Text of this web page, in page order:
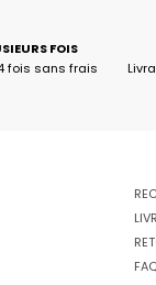
FOIS
fois sans frais